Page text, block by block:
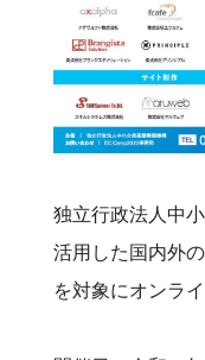
独立行政法人中
活用した国内外
を対象にオンラ